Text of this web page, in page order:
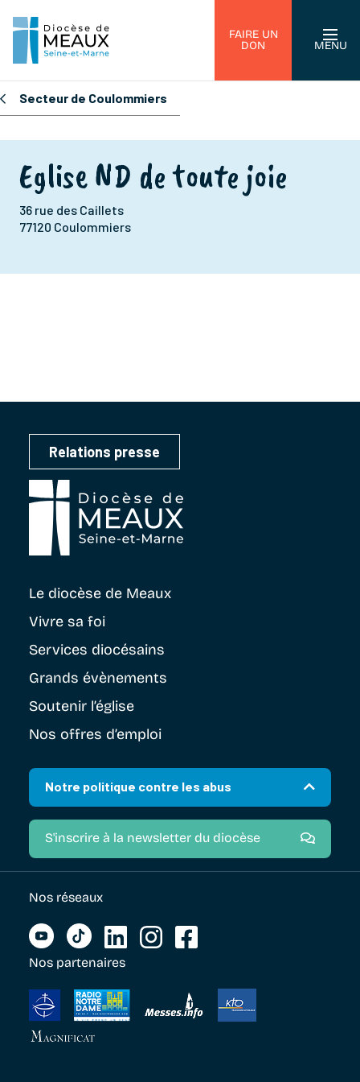
FAIRE UN
DON
MENU
Secteur de Coulommiers
Eglise ND de toute joie
36 rue des Caillets
77120 Coulommiers
Relations presse
Le diocèse de Meaux
Vivre sa foi
Services diocésains
Grands évènements
Soutenir l’église
Nos offres d’emploi
Notre politique contre les abus
S'inscrire à la newsletter du diocèse
Nos réseaux
Nos partenaires